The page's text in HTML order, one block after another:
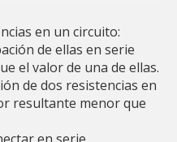
en un circuito:
de ellas en serie
el valor de una de ellas.
de dos resistencias en
resultante menor que